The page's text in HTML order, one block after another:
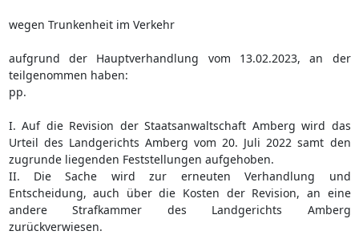
wegen Trunkenheit im Verkehr
aufgrund der Hauptverhandlung vom 13.02.2023, an der
teilgenommen haben:
pp.
I. Auf die Revision der Staatsanwaltschaft Amberg wird das
Urteil des Landgerichts Amberg vom 20. Juli 2022 samt den
zugrunde liegenden Feststellungen aufgehoben.
II. Die Sache wird zur erneuten Verhandlung und
Entscheidung, auch über die Kosten der Revision, an eine
andere Strafkammer des Landgerichts Amberg
zurückverwiesen.